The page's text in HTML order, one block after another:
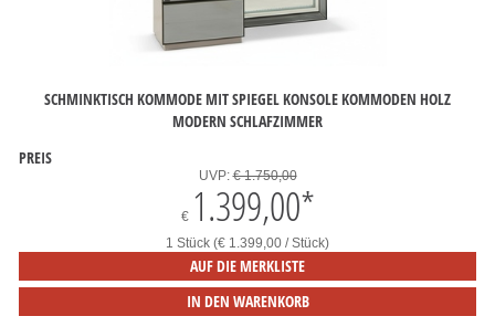
SCHMINKTISCH KOMMODE MIT SPIEGEL KONSOLE KOMMODEN HOLZ
MODERN SCHLAFZIMMER
PREIS
UVP:€ 1.750,00
€ 1.399,00*
1 Stück (€ 1.399,00 / Stück)
AUF DIE MERKLISTE
IN DEN WARENKORB